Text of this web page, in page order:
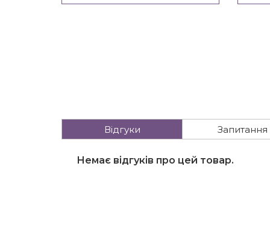
Відгуки Запитання
Немає відгуків про цей товар.